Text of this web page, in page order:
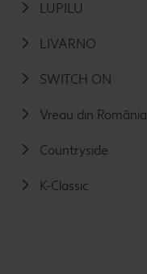
LUPILU
LIVARNO
SWITCH ON
Vreau din România
Countryside
K-Classic